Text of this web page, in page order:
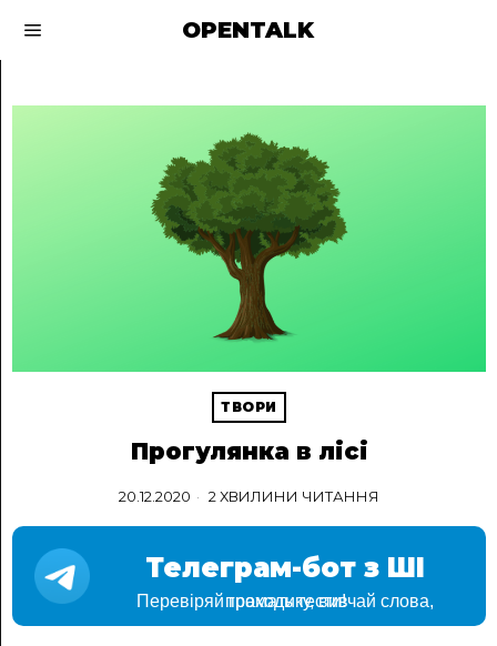
OPENTALK
ТВОРИ
Прогулянка в лісі
20.12.2020 2 ХВИЛИНИ ЧИТАННЯ
Телеграм-бот з ШІ
Перевіряй граматику, вивчай слова, проходь тести!